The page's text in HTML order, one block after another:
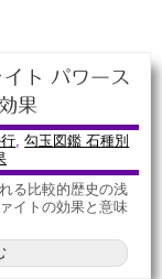
ト パワース
果
,勾玉図鑑 石種別
る比較的歴史の浅
イトの効果と意味